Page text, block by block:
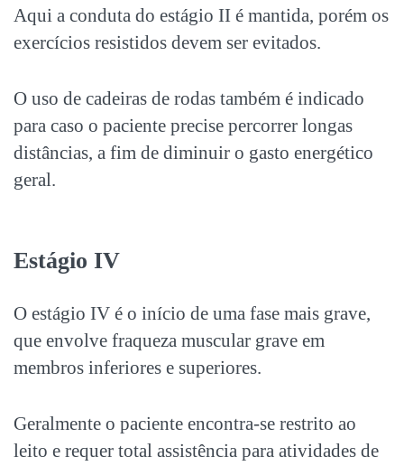
Aqui a conduta do estágio II é mantida, porém os
exercícios resistidos devem ser evitados.
O uso de cadeiras de rodas também é indicado
para caso o paciente precise percorrer longas
distâncias, a fim de diminuir o gasto energético
geral.
Estágio IV
O estágio IV é o início de uma fase mais grave,
que envolve fraqueza muscular grave em
membros inferiores e superiores.
Geralmente o paciente encontra-se restrito ao
leito e requer total assistência para atividades de